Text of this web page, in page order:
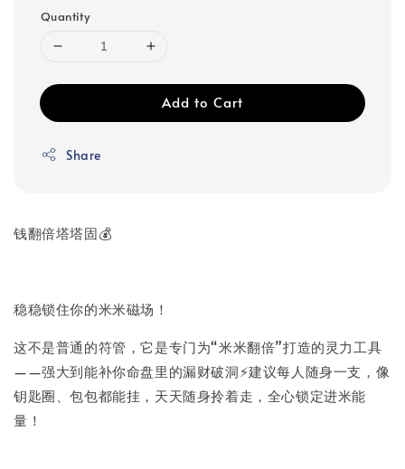
Quantity
Add to Cart
Share
钱翻倍塔塔固💰
稳稳锁住你的米米磁场！
这不是普通的符管，它是专门为“米米翻倍”打造的灵力工具
——强大到能补你命盘里的漏财破洞⚡建议每人随身一支，像
钥匙圈、包包都能挂，天天随身拎着走，全心锁定进米能
量！